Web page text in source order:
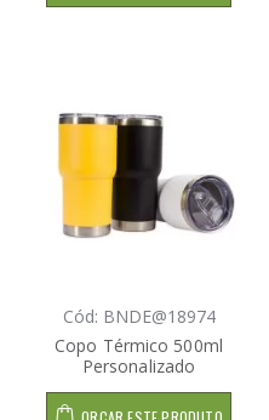
Cód: BNDE@18974
Copo Térmico 500ml
Personalizado